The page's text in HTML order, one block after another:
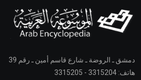
دمشق ـ الروضة ـ شارع قاسم أمين ـ رقم 39
هاتف: 3315204 - 3315205